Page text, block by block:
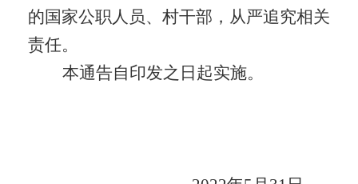
的国家公职人员、村干部，从严追究相关
责任。
本通告自印发之日 起实施。